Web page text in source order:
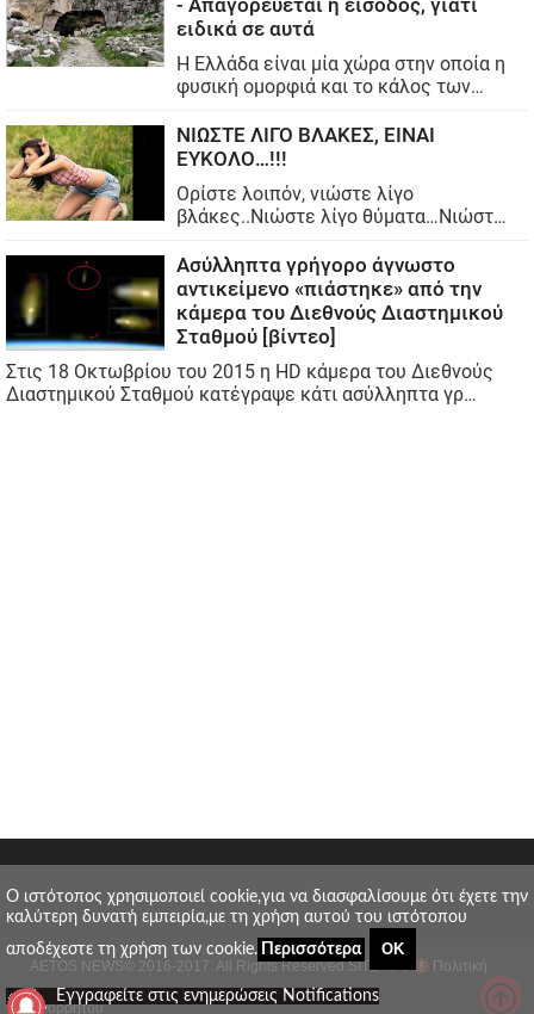
AETOS NEWS © 2016-2017. All Rights Reserved.SITE MAP Πολιτική
απορρήτου
O ιστότοπος χρησιμοποιεί cookie,για να διασφαλίσουμε ότι έχετε την
καλύτερη δυνατή εμπειρία,με τη χρήση αυτού του ιστότοπου
αποδέχεστε τη χρήση των cookie.
Περισσότερα ΟΚ
_ Εγγραφείτε στις ενημερώσεις Notifications